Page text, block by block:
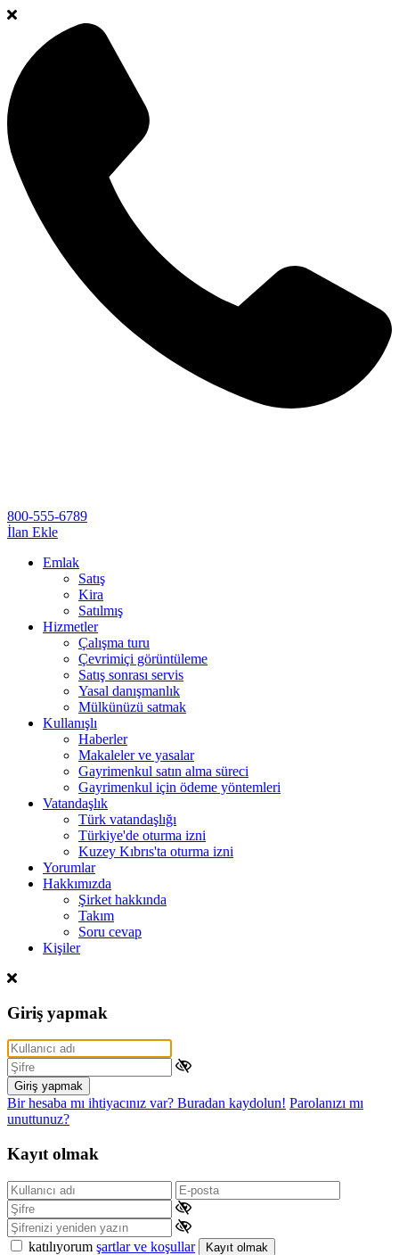
800-555-6789
İlan Ekle
Emlak
Satış
Kira
Satılmış
Hizmetler
Çalışma turu
Çevrimiçi görüntüleme
Satış sonrası servis
Yasal danışmanlık
Mülkünüzü satmak
Kullanışlı
Haberler
Makaleler ve yasalar
Gayrimenkul satın alma süreci
Gayrimenkul için ödeme yöntemleri
Vatandaşlık
Türk vatandaşlığı
Türkiye'de oturma izni
Kuzey Kıbrıs'ta oturma izni
Yorumlar
Hakkımızda
Şirket hakkında
Takım
Soru cevap
Kişiler
Giriş yapmak
Giriş yapmak
Bir hesaba mı ihtiyacınız var? Buradan kaydolun! Parolanızı mı
unuttunuz?
Kayıt olmak
katılıyorum şartlar ve koşullar Kayıt olmak